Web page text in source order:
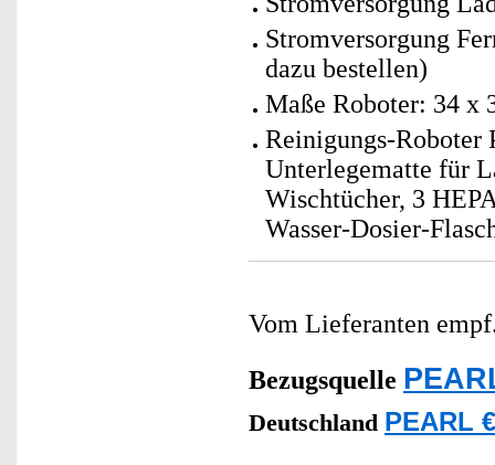
Stromversorgung
dazu bestellen)
Maße Roboter: 34 x
Reinigungs-Roboter
Unterlegematte für
Wischtücher, 3
Wasser-Dosier-
Vom Lieferanten
Bezugsquelle
Deutschland PEARL